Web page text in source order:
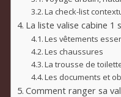
La check-list
La liste valise cabine 1
Les vêtements
Les chaussures
La trousse de
Les documents et
Comment ranger sa